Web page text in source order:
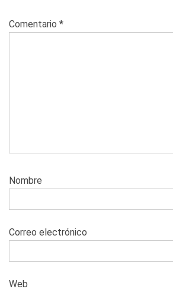
Comentario *
Nombre
Correo electrónico
Web